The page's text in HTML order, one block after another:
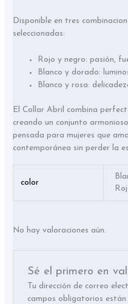
Disponible en tres
seleccionadas:
Rojo y negro: pasión,
Blanco y dorado:
Blanco y rosa:
El Collar Abril combina
creando un conjunto
pensada para mujeres que
contemporánea sin perder la
color
No hay valoraciones aún.
Sé el primero en
Tu dirección de correo
campos obligatorios están